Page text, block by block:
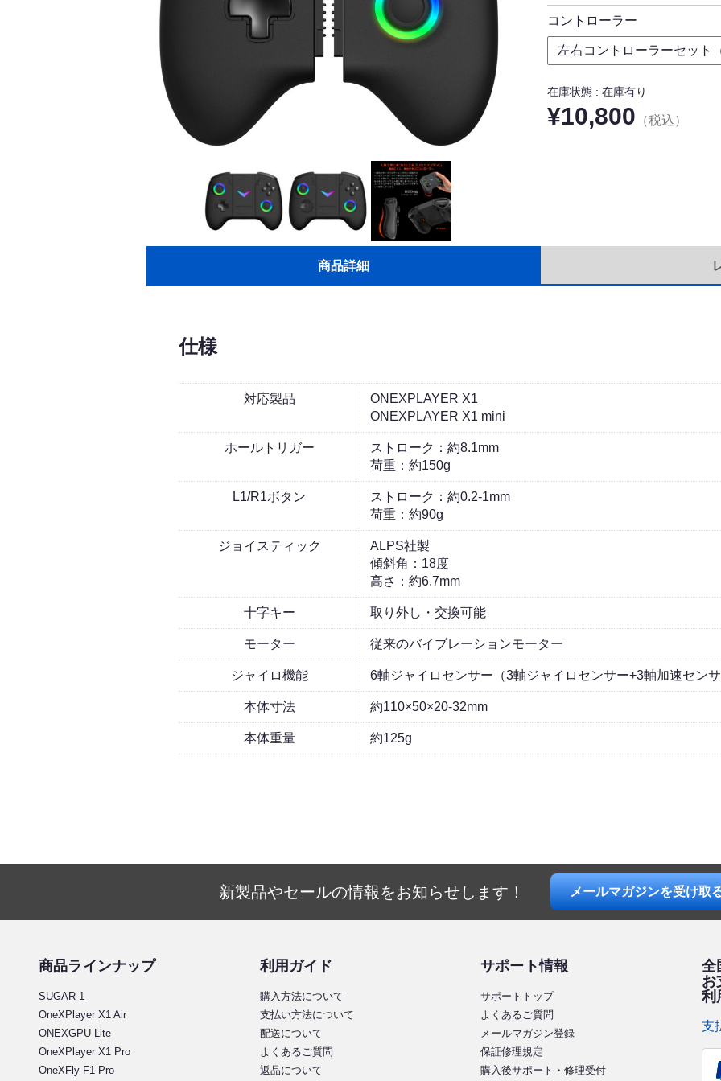
コントローラー
在庫状態 : 在庫有り
¥10,800 （税込）
商品詳細
仕様
対応製品
ONEXPLAYER X1
ONEXPLAYER X1 mini
ホールトリガー
ストローク：約8.1mm
荷重：約150g
L1/R1ボタン
ストローク：約0.2-1mm
荷重：約90g
ジョイスティック
ALPS社製
傾斜角：18度
高さ：約6.7mm
十字キー 取り外し・交換可能
モーター 従来のバイブレーションモーター
ジャイロ機能 6軸ジャイロセンサー（3軸ジャイロセンサー+3軸加速セン
本体寸法 約110×50×20-32mm
本体重量 約125g
新製品やセールの情報をお知らせします！ メールマガジンを受け取
商品ラインナップ
SUGAR 1
OneXPlayer X1 Air
ONEXGPU Lite
OneXPlayer X1 Pro
OneXFly F1 Pro
利用ガイド
購入方法について
支払い方法について
配送について
よくあるご質問
返品について
サポート情報
サポートトップ
よくあるご質問
メールマガジン登録
保証修理規定
購入後サポート・修理受付
全
お
利
支